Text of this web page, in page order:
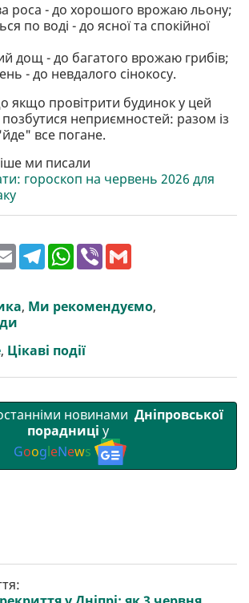
роса - до хорошого врожаю льону;
по воді - до ясної та спокійної
дощ - до багатого врожаю грибів;
- до невдалого сінокосу.
якщо провітрити будинок у цей
неприємностей: разом із
все погане.
ми писали
гороскоп на червень 2026 для
E
m
l
T
e
g
r
m
W
h
s
A
p
V
r l
, Ми рекомендуємо,
, Цікаві події
новинами Дніпровської
порадниці у
GoogleNews